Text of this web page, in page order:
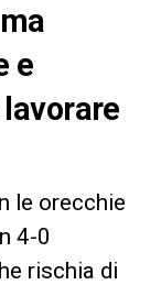
e
le orecchie
4-0
rischia di